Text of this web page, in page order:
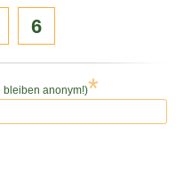
6
bleiben anonym!)*